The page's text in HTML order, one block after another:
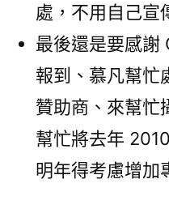
處，不用自己宣
最後還是要感謝
報到、慕凡幫忙
贊助商、來幫忙
幫忙將去年
明年得考慮增加